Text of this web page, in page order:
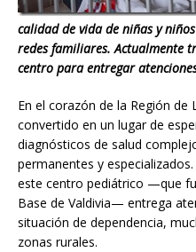
calidad de vida de niñas y
redes familiares. Actualmente
centro para entregar
En el corazón de la Región de
convertido en un lugar de
diagnósticos de salud
permanentes y
este centro pediátrico —que
Base de Valdivia— entrega
situación de dependencia,
zonas rurales.